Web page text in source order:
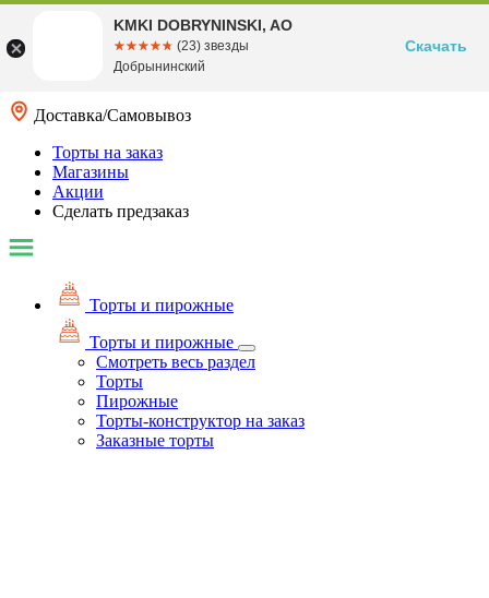
Доставка/Самовывоз
Торты на заказ
Магазины
Акции
Сделать предзаказ
Торты и пирожные
Торты и пирожные
Смотреть весь раздел
Торты
Пирожные
Торты-конструктор на заказ
Заказные торты
KMKI DOBRYNINSKI, AO
☆☆☆☆☆
★★★★★ (23) звезды
Добрынинский
Скачать